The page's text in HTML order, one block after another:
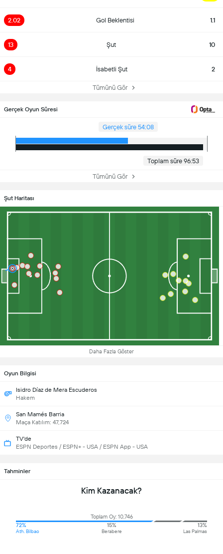
2.02 Gol Beklentisi 1.1
13 Şut 10
4 İsabetli Şut 2
Tümünü Gör
Gerçek Oyun Süresi
Gerçek süre 54:08
Toplam süre 96:53
Tümünü Gör
Şut Haritası
Daha Fazla Göster
Oyun Bilgisi
Isidro Díaz de Mera Escuderos
Hakem
San Mamés Barria
Maça Katılım: 47,724
TV'de
ESPN Deportes / ESPN+ - USA / ESPN App - USA
Tahminler
Kim Kazanacak?
Toplam Oy: 10,746
72%
Ath. Bilbao
15%
Berabere
13%
Las Palmas